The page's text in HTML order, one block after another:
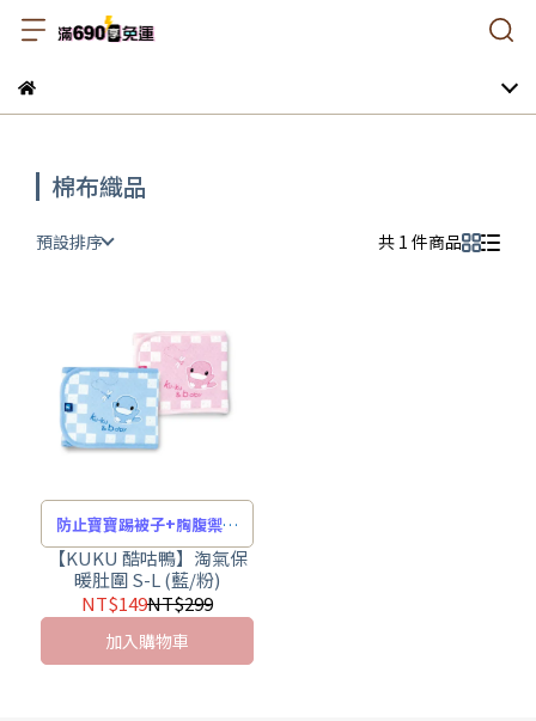
棉布織品
預設排序 共 1 件商品
防止寶寶踢被子+胸腹禦寒
保暖
【KUKU 酷咕鴨】淘氣保
暖肚圍 S-L (藍/粉)
NT$149NT$299
加入購物車